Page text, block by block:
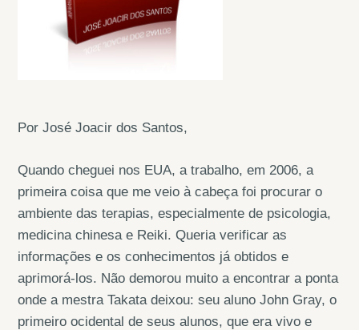
Por José Joacir dos Santos,
Quando cheguei nos EUA, a trabalho, em 2006, a
primeira coisa que me veio à cabeça foi procurar o
ambiente das terapias, especialmente de psicologia,
medicina chinesa e Reiki. Queria verificar as
informações e os conhecimentos já obtidos e
aprimorá-los. Não demorou muito a encontrar a ponta
onde a mestra Takata deixou: seu aluno John Gray, o
primeiro ocidental de seus alunos, que era vivo e